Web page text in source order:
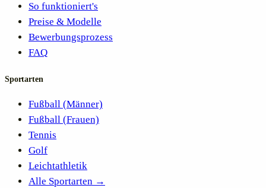
So funktioniert's
Preise & Modelle
Bewerbungsprozess
FAQ
Sportarten
Fußball (Männer)
Fußball (Frauen)
Tennis
Golf
Leichtathletik
Alle Sportarten →